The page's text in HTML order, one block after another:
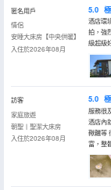
匿名用戶
情侶
安睡大床房【中央供暖】
入住於2026年08月
5.0
酒店環
拍，強
級超級
訪客
家庭旅遊
朝聖丨聖潔大床房
入住於2026年08月
5.0
服務很
酒店內
鞦韆等
富，整